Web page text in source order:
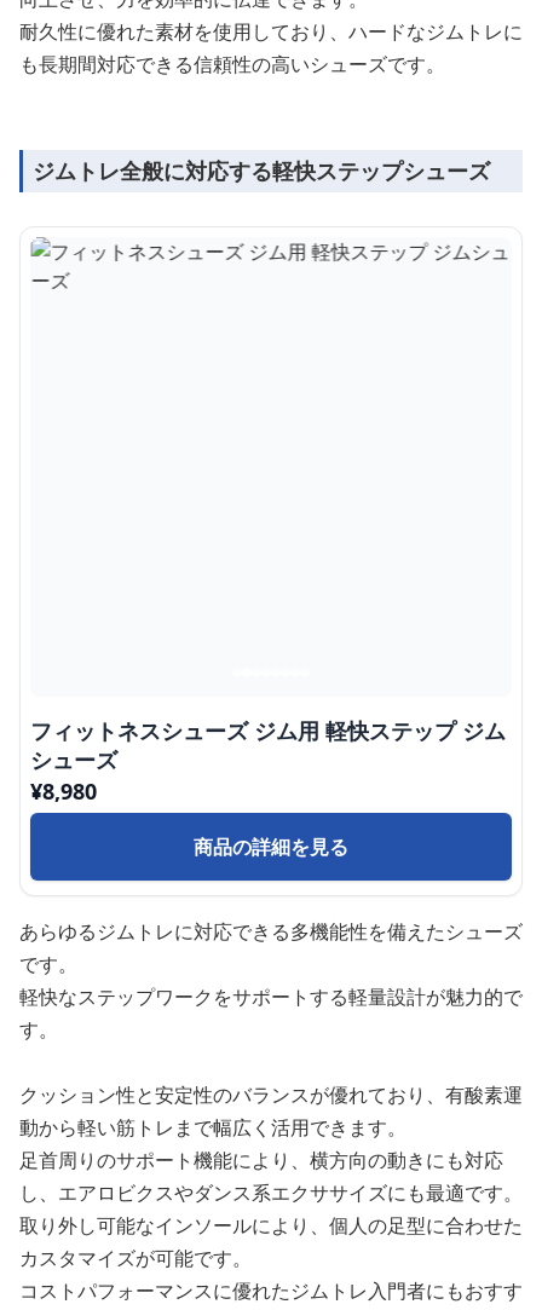
耐久性に優れた素材を使用しており、ハードなジムトレに
も長期間対応できる信頼性の高いシューズです。
ジムトレ全般に対応する軽快ステップシューズ
フィットネスシューズ ジム用 軽快ステップ ジム
シューズ
¥8,980
商品の詳細を見る
あらゆるジムトレに対応できる多機能性を備えたシューズ
です。
軽快なステップワークをサポートする軽量設計が魅力的で
す。
クッション性と安定性のバランスが優れており、有酸素運
動から軽い筋トレまで幅広く活用できます。
足首周りのサポート機能により、横方向の動きにも対応
し、エアロビクスやダンス系エクササイズにも最適です。
取り外し可能なインソールにより、個人の足型に合わせた
カスタマイズが可能です。
コストパフォーマンスに優れたジムトレ入門者にもおすす